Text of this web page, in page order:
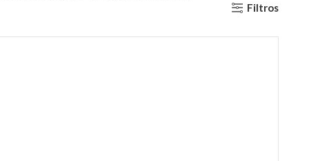
Filtros